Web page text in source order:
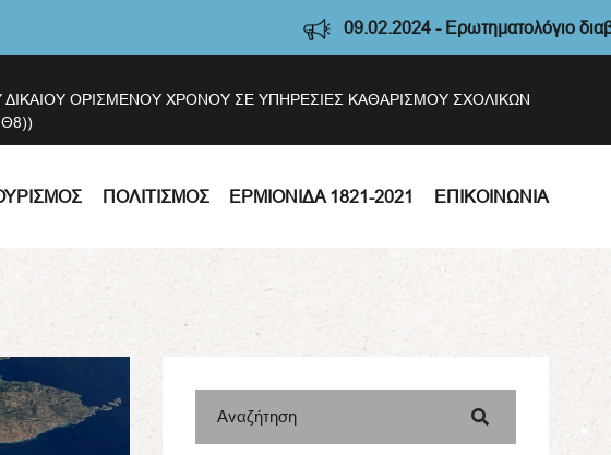
09.02.2024 - Ερωτηματολόγιο
ΟΡΙΣΜΕΝΟΥ ΧΡΟΝΟΥ ΣΕ ΥΠΗΡΕΣΙΕΣ ΚΑΘΑΡΙΣΜΟΥ ΣΧΟΛΙΚΩΝ
ΠΟΛΙΤΙΣΜΌΣ ΕΡΜΙΟΝΊΔΑ 1821-2021 ΕΠΙΚΟΙΝΩΝΊΑ
Αναζήτηση